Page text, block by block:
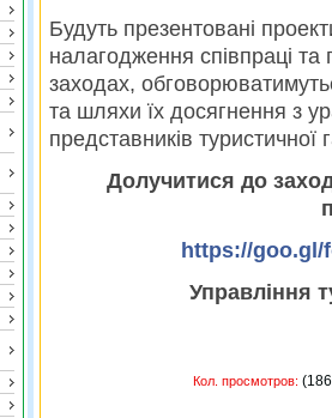
Будуть презентовані
налагодження співпраці та
заходах,
та шляхи їх досягнення з
представників туристичної
Долучитися до
https://goo.gl/
Управління
Кол. просмотров: